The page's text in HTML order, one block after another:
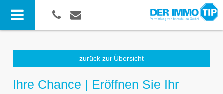
zurück zur Übersicht
Ihre Chance | Eröffnen Sie Ihr